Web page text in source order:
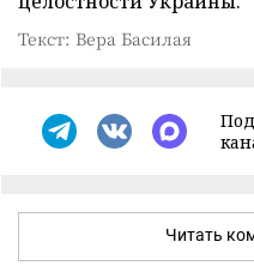
Текст: Вера Басилая
Читать